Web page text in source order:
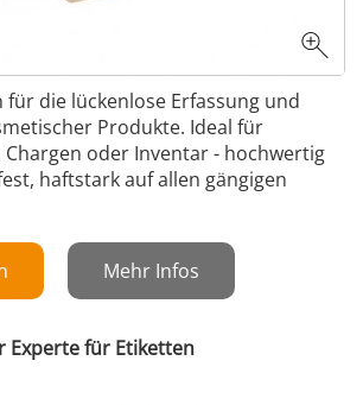
die lückenlose Erfassung und
Produkte. Ideal für
oder Inventar - hochwertig
haftstark auf allen gängigen
Mehr Infos
Experte für Etiketten